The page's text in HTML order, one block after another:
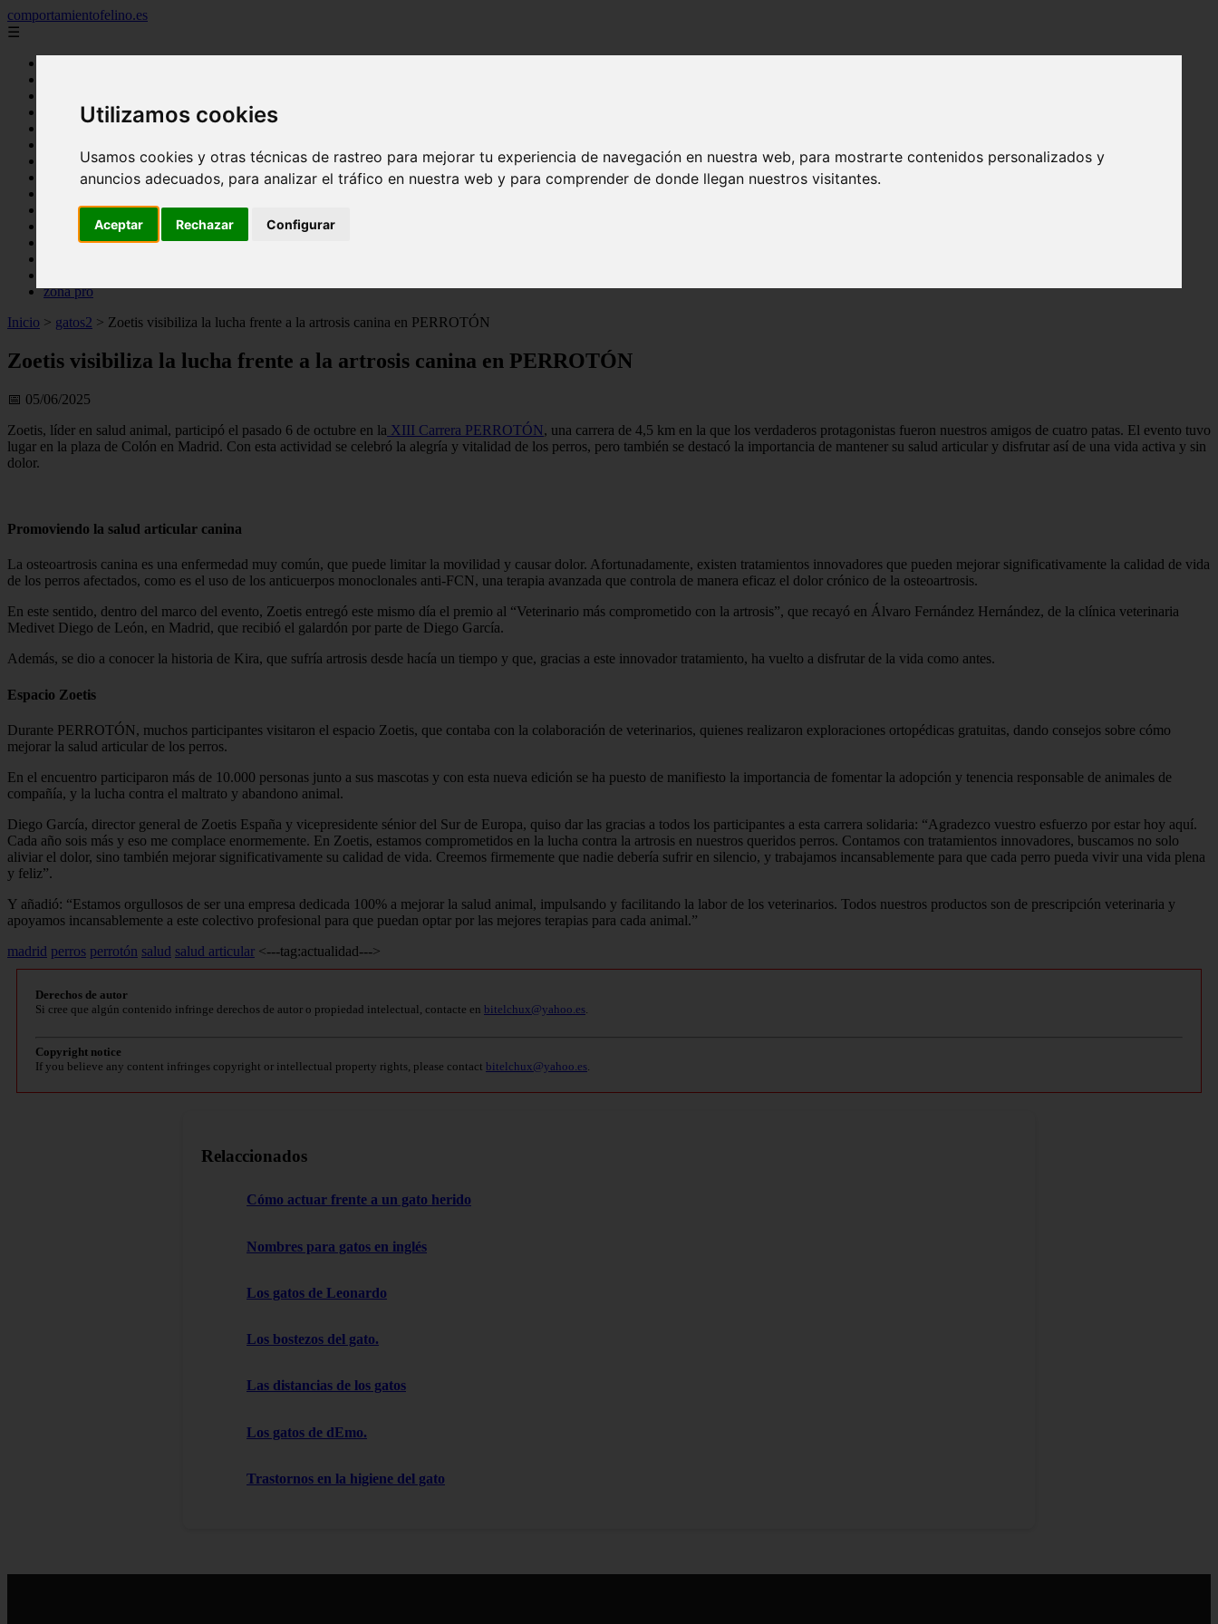
Utilizamos cookies
Usamos cookies y otras técnicas de rastreo para mejorar tu experiencia de navegación en nuestra web, para mostrarte contenidos personalizados y
anuncios adecuados, para analizar el tráfico en nuestra web y para comprender de donde llegan nuestros visitantes.
Aceptar Rechazar Configurar
comportamientofelino.es
☰
protagonistas
acuariofilia 2
acuariofilia
canal tv
nombres para gatos
novedades
zona pro
Inicio > gatos2 > Zoetis visibiliza la lucha frente a la artrosis canina en PERROTÓN
Zoetis visibiliza la lucha frente a la artrosis canina en PERROTÓN
📅 05/06/2025
Zoetis, líder en salud animal, participó el pasado 6 de octubre en la XIII Carrera PERROTÓN, una carrera de 4,5 km en la que los verdaderos protagonistas fueron nuestros amigos de cuatro patas. El evento tuvo
lugar en la plaza de Colón en Madrid. Con esta actividad se celebró la alegría y vitalidad de los perros, pero también se destacó la importancia de mantener su salud articular y disfrutar así de una vida activa y sin
dolor.
Promoviendo la salud articular canina
La osteoartrosis canina es una enfermedad muy común, que puede limitar la movilidad y causar dolor. Afortunadamente, existen tratamientos innovadores que pueden mejorar significativamente la calidad de vida
de los perros afectados, como es el uso de los anticuerpos monoclonales anti-FCN, una terapia avanzada que controla de manera eficaz el dolor crónico de la osteoartrosis.
En este sentido, dentro del marco del evento, Zoetis entregó este mismo día el premio al “Veterinario más comprometido con la artrosis”, que recayó en Álvaro Fernández Hernández, de la clínica veterinaria
Medivet Diego de León, en Madrid, que recibió el galardón por parte de Diego García.
Además, se dio a conocer la historia de Kira, que sufría artrosis desde hacía un tiempo y que, gracias a este innovador tratamiento, ha vuelto a disfrutar de la vida como antes.
Espacio Zoetis
Durante PERROTÓN, muchos participantes visitaron el espacio Zoetis, que contaba con la colaboración de veterinarios, quienes realizaron exploraciones ortopédicas gratuitas, dando consejos sobre cómo
mejorar la salud articular de los perros.
En el encuentro participaron más de 10.000 personas junto a sus mascotas y con esta nueva edición se ha puesto de manifiesto la importancia de fomentar la adopción y tenencia responsable de animales de
compañía, y la lucha contra el maltrato y abandono animal.
Diego García, director general de Zoetis España y vicepresidente sénior del Sur de Europa, quiso dar las gracias a todos los participantes a esta carrera solidaria: “Agradezco vuestro esfuerzo por estar hoy aquí.
Cada año sois más y eso me complace enormemente. En Zoetis, estamos comprometidos en la lucha contra la artrosis en nuestros queridos perros. Contamos con tratamientos innovadores, buscamos no solo
aliviar el dolor, sino también mejorar significativamente su calidad de vida. Creemos firmemente que nadie debería sufrir en silencio, y trabajamos incansablemente para que cada perro pueda vivir una vida plena
y feliz”.
Y añadió: “Estamos orgullosos de ser una empresa dedicada 100% a mejorar la salud animal, impulsando y facilitando la labor de los veterinarios. Todos nuestros productos son de prescripción veterinaria y
apoyamos incansablemente a este colectivo profesional para que puedan optar por las mejores terapias para cada animal.”
madrid perros perrotón salud salud articular <---tag:actualidad--->
Derechos de autor
Si cree que algún contenido infringe derechos de autor o propiedad intelectual, contacte en bitelchux@yahoo.es
Copyright notice
If you believe any content infringes copyright or intellectual property rights, please contact bitelchux@yahoo.es
Relaccionados
Cómo actuar frente a un gato herido
Nombres para gatos en inglés
Los gatos de Leonardo
Los bostezos del gato.
Las distancias de los gatos
Los gatos de dEmo.
Trastornos en la higiene del gato